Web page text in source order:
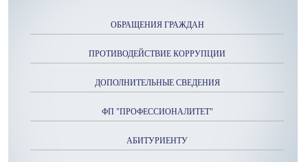
ОБРАЩЕНИЯ ГРАЖДАН
ПРОТИВОДЕЙСТВИЕ КОРРУПЦИИ
ДОПОЛНИТЕЛЬНЫЕ СВЕДЕНИЯ
ФП "ПРОФЕССИОНАЛИТЕТ"
АБИТУРИЕНТУ